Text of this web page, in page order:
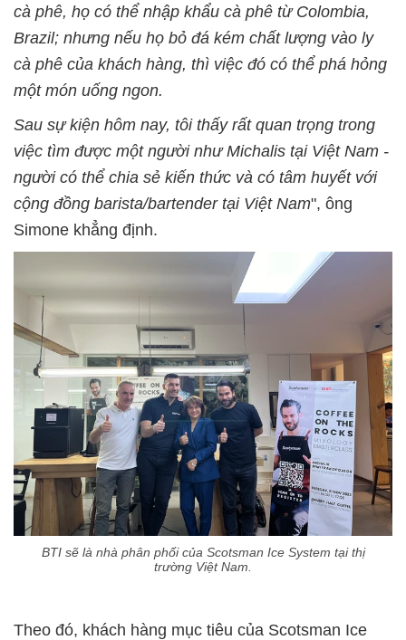
cà phê, họ có thể nhập khẩu cà phê từ Colombia,
Brazil; nhưng nếu họ bỏ đá kém chất lượng vào ly
cà phê của khách hàng, thì việc đó có thể phá hỏng
một món uống ngon.
Sau sự kiện hôm nay, tôi thấy rất quan trọng trong
việc tìm được một người như Michalis tại Việt Nam -
người có thể chia sẻ kiến thức và có tâm huyết với
cộng đồng barista/bartender tại Việt Nam", ông
Simone khẳng định.
BTI sẽ là nhà phân phối của Scotsman Ice System tại thị
trường Việt Nam.
Theo đó, khách hàng mục tiêu của Scotsman Ice